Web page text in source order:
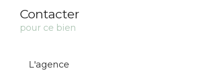
Contacter
pour ce bien
L'agence